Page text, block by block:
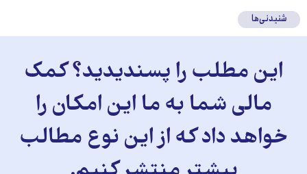
شنیدنی‌ها
این مطلب را پسندیدید؟ کمک
مالی شما به ما این امکان را
خواهد داد که از این نوع مطالب